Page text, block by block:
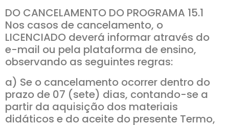
DO CANCELAMENTO DO PROGRAMA 15.1
Nos casos de cancelamento, o
LICENCIADO deverá informar através do
e-mail ou pela plataforma de ensino,
observando as seguintes regras:
a) Se o cancelamento ocorrer dentro do
prazo de 07 (sete) dias, contando-se a
partir da aquisição dos materiais
didáticos e do aceite do presente Termo,